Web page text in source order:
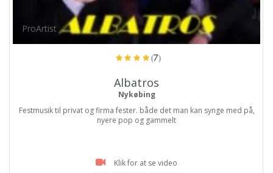
ProArtist
(7)
Albatros
Nykøbing
Festmusik til privat og firma fester. både det man kan synge med på,
nyere pop og gammelt
Klik for at se video